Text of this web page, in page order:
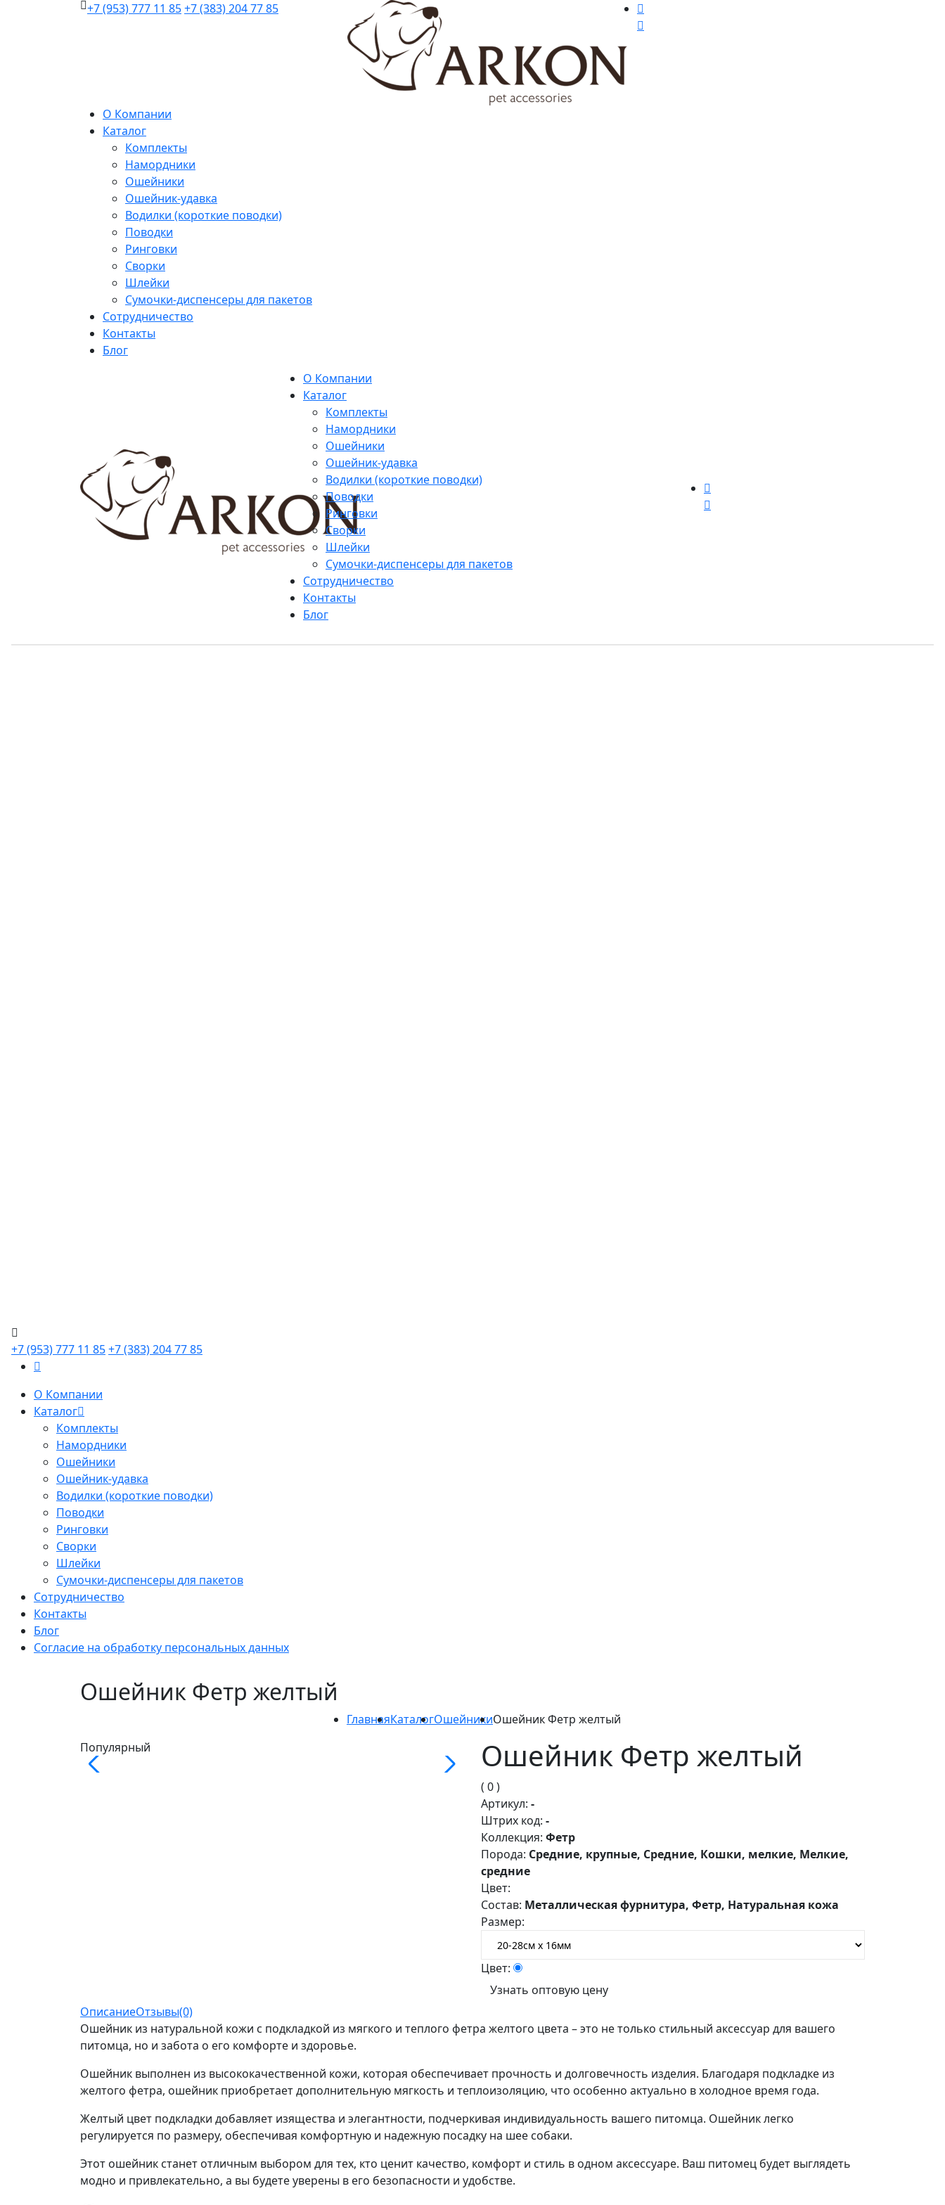
+7 (953) 777 11 85+7 (383) 204 77 85
О Компании
Каталог
Комплекты
Намордники
Ошейники
Ошейник-удавка
Водилки (короткие поводки)
Поводки
Ринговки
Сворки
Шлейки
Сумочки-диспенсеры для пакетов
Сотрудничество
Контакты
Блог
О Компании
Каталог
Комплекты
Намордники
Ошейники
Ошейник-удавка
Водилки (короткие поводки)
Поводки
Ринговки
Сворки
Шлейки
Сумочки-диспенсеры для пакетов
Сотрудничество
Контакты
Блог
+7 (953) 777 11 85+7 (383) 204 77 85
О Компании
Каталог
Комплекты
Намордники
Ошейники
Ошейник-удавка
Водилки (короткие поводки)
Поводки
Ринговки
Сворки
Шлейки
Сумочки-диспенсеры для пакетов
Сотрудничество
Контакты
Блог
Согласие на обработку персональных данных
Ошейник Фетр желтый
ГлавнаяКаталогОшейникиОшейник Фетр желтый
Популярный
Ошейник Фетр желтый
( 0 )
Артикул: -
Штрих код: -
Коллекция: Фетр
Порода: Средние, крупные, Средние, Кошки, мелкие, Мелкие,
средние
Цвет:
Состав: Металлическая фурнитура, Фетр, Натуральная кожа
Размер:
Цвет:
Узнать оптовую цену
ОписаниеОтзывы(0)
Ошейник из натуральной кожи с подкладкой из мягкого и теплого фетра желтого цвета – это не только стильный аксессуар для вашего
питомца, но и забота о его комфорте и здоровье.
Ошейник выполнен из высококачественной кожи, которая обеспечивает прочность и долговечность изделия. Благодаря подкладке из
желтого фетра, ошейник приобретает дополнительную мягкость и теплоизоляцию, что особенно актуально в холодное время года.
Желтый цвет подкладки добавляет изящества и элегантности, подчеркивая индивидуальность вашего питомца. Ошейник легко
регулируется по размеру, обеспечивая комфортную и надежную посадку на шее собаки.
Этот ошейник станет отличным выбором для тех, кто ценит качество, комфорт и стиль в одном аксессуаре. Ваш питомец будет выглядеть
модно и привлекательно, а вы будете уверены в его безопасности и удобстве.